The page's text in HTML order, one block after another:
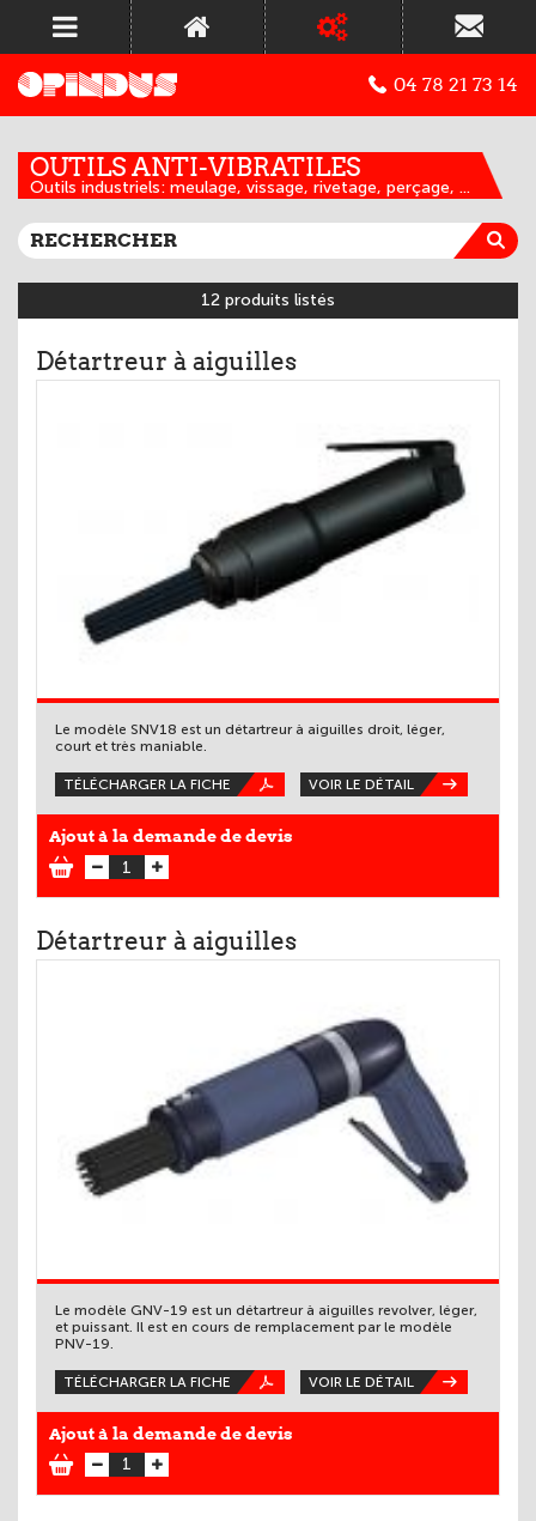
04 78 21 73 14
OUTILS ANTI-VIBRATILES
Outils industriels: meulage, vissage, rivetage, perçage, ...
12 produits listés
Détartreur à aiguilles
Le modèle SNV18 est un détartreur à aiguilles droit, léger,
court et très maniable.
TÉLÉCHARGER LA FICHE VOIR LE DÉTAIL
Ajout à la demande de devis
Détartreur à aiguilles
Le modèle GNV-19 est un détartreur à aiguilles revolver, léger,
et puissant. Il est en cours de remplacement par le modèle
PNV-19.
TÉLÉCHARGER LA FICHE VOIR LE DÉTAIL
Ajout à la demande de devis